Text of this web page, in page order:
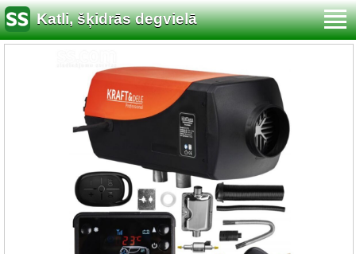
Katli, šķidrās degvielā